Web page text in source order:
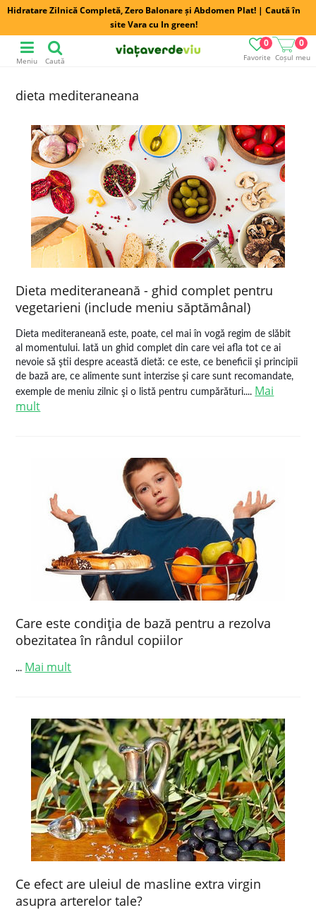
Hidratare Zilnică Completă, Zero Balonare și Abdomen Plat! | Caută în
site Vara cu In green!
Favorite
0
Coșul meu
0
Meniu Caută
dieta mediteraneana
Dieta mediteraneană - ghid complet pentru
vegetarieni (include meniu săptămânal)
Dieta mediteraneană este, poate, cel mai în vogă regim de slăbit
al momentului. Iată un ghid complet din care vei afla tot ce ai
nevoie să ştii despre această dietă: ce este, ce beneficii şi principii
de bază are, ce alimente sunt interzise şi care sunt recomandate,
exemple de meniu zilnic şi o listă pentru cumpărături.... Mai
mult
Care este condiţia de bază pentru a rezolva
obezitatea în rândul copiilor
... Mai mult
Ce efect are uleiul de masline extra virgin
asupra arterelor tale?